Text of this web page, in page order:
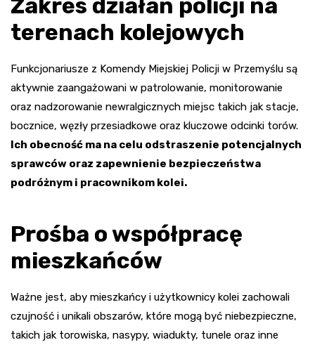
Zakres działań policji na
terenach kolejowych
Funkcjonariusze z Komendy Miejskiej Policji w Przemyślu są
aktywnie zaangażowani w patrolowanie, monitorowanie
oraz nadzorowanie newralgicznych miejsc takich jak stacje,
bocznice, węzły przesiadkowe oraz kluczowe odcinki torów.
Ich obecność ma na celu odstraszenie potencjalnych
sprawców oraz zapewnienie bezpieczeństwa
podróżnym i pracownikom kolei.
Prośba o współpracę
mieszkańców
Ważne jest, aby mieszkańcy i użytkownicy kolei zachowali
czujność i unikali obszarów, które mogą być niebezpieczne,
takich jak torowiska, nasypy, wiadukty, tunele oraz inne